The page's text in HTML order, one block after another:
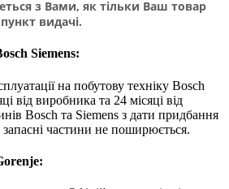
з Вами, як тільки Ваш товар
видачі.
Siemens:
на побутову техніку Bosch
від виробника та 24 місяці від
Bosch та Siemens з дати придбання
запасні частини не поширюється.